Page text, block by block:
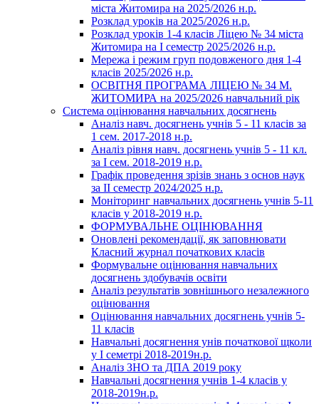
міста Житомира на 2025/2026 н.р.
Розклад уроків на 2025/2026 н.р.
Розклад уроків 1-4 класів Ліцею № 34 міста
Житомира на І семестр 2025/2026 н.р.
Мережа і режим груп подовженого дня 1-4
класів 2025/2026 н.р.
ОСВІТНЯ ПРОГРАМА ЛІЦЕЮ № 34 М.
ЖИТОМИРА на 2025/2026 навчальний рік
Система оцінювання навчальних досягнень
Аналіз навч. досягнень учнів 5 - 11 класів за
1 сем. 2017-2018 н.р.
Аналіз рівня навч. досягнень учнів 5 - 11 кл.
за І сем. 2018-2019 н.р.
Графік проведення зрізів знань з основ наук
за ІІ семестр 2024/2025 н.р.
Моніторинг навчальних досягнень учнів 5-11
класів у 2018-2019 н.р.
ФОРМУВАЛЬНЕ ОЦІНЮВАННЯ
Оновлені рекомендації, як заповнювати
Класний журнал початкових класів
Формувальне оцінювання навчальних
досягнень здобувачів освіти
Аналіз результатів зовнішнього незалежного
оцінювання
Оцінювання навчальних досягнень учнів 5-
11 класів
Навчальні досягнення унів початкової щколи
у І семетрі 2018-2019н.р.
Аналіз ЗНО та ДПА 2019 року
Навчальні досягнення учнів 1-4 класів у
2018-2019н.р.